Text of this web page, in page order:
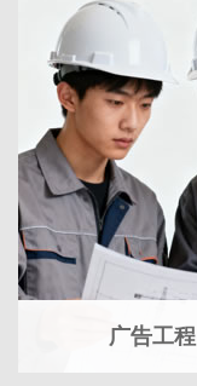
广告工程